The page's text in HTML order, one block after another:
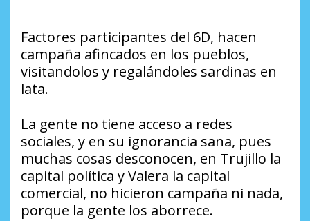
Factores participantes del 6D, hacen
campaña afincados en los pueblos,
visitandolos y regalándoles sardinas en
lata.
La gente no tiene acceso a redes
sociales, y en su ignorancia sana, pues
muchas cosas desconocen, en Trujillo la
capital política y Valera la capital
comercial, no hicieron campaña ni nada,
porque la gente los aborrece.